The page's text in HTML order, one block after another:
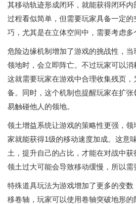
其移动轨迹形成闭环，就能获得闭环
过程看似简单，但需要玩家具备一定
巧，尤其是在立体空间中，需要考虑多
危险边缘机制增加了游戏的挑战性，
领地时，会立即阵亡。不过玩家可以消
这就需要玩家在游戏中合理收集残页
备。同时，这个机制也提醒玩家在扩
易触碰他人的领地。
领土增益系统让游戏的策略性更强，
家就能获得1级的移动速度加成。这意
土，提升自己的占比，才能在对战中获
领土过大可能会导致移动缓慢，所以需
特殊道具玩法为游戏增加了更多的变
移卷轴，玩家可以使用卷轴突破地形